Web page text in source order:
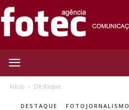
Início Destaque
DESTAQUE FOTOJORNALISMO